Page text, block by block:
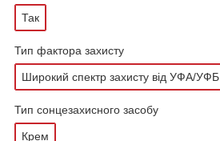
Так
Тип фактора захисту
Широкий спектр захисту від УФА/УФБ
Тип сонцезахисного засобу
Крем